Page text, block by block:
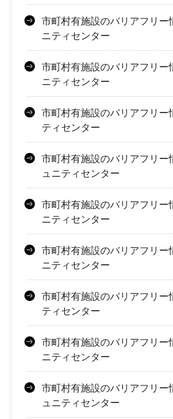
市町村有施設のバリアフリ
ニティセンター
市町村有施設のバリアフリ
ニティセンター
市町村有施設のバリアフリ
ティセンター
市町村有施設のバリアフリ
ュニティセンター
市町村有施設のバリアフリ
ニティセンター
市町村有施設のバリアフリ
ニティセンター
市町村有施設のバリアフリ
ティセンター
市町村有施設のバリアフリ
ニティセンター
市町村有施設のバリアフリ
ュニティセンター